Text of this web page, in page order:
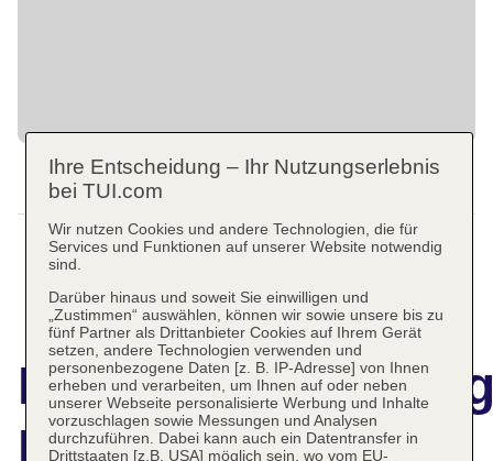
Hotel Restaurant
Ihre Entscheidung – Ihr Nutzungserlebnis
bei TUI.com
Wir nutzen Cookies und andere Technologien, die für
Services und Funktionen auf unserer Website notwendig
sind.
Darüber hinaus und soweit Sie einwilligen und
„Zustimmen“ auswählen, können wir sowie unsere bis zu
fünf Partner als Drittanbieter Cookies auf Ihrem Gerät
setzen, andere Technologien verwenden und
personenbezogene Daten [z. B. IP-Adresse] von Ihnen
erheben und verarbeiten, um Ihnen auf oder neben
unserer Webseite personalisierte Werbung und Inhalte
vorzuschlagen sowie Messungen und Analysen
durchzuführen. Dabei kann auch ein Datentransfer in
Drittstaaten [z.B. USA] möglich sein, wo vom EU-